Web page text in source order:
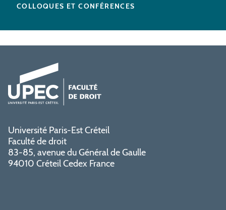
COLLOQUES ET CONFÉRENCES
Université Paris-Est Créteil
Faculté de droit
83-85, avenue du Général de Gaulle
94010 Créteil Cedex France